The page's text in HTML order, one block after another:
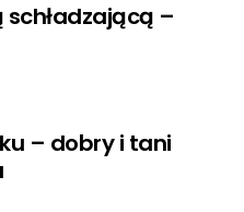
–
– dobry i tani